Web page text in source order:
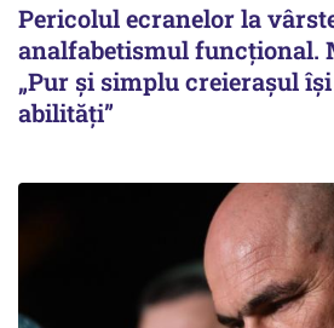
Pericolul ecranelor la
analfabetismul funcțional.
„Pur și simplu creierașul
abilități”